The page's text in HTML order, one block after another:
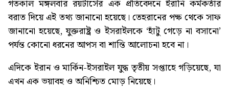
গতকাল মঙ্গলবার রয়টার্সের এক প্রতিবেদনে ইরানি কর্মকর্তার
বরাত দিয়ে এই তথ্য জানানো হয়েছে। তেহরানের পক্ষ থেকে সাফ
জানানো হয়েছে, যুক্তরাষ্ট্র ও ইসরাইলকে ‘হাঁটু গেড়ে না বসানো’
পর্যন্ত কোনো ধরনের আপস বা শান্তি আলোচনা হবে না।
এদিকে ইরান ও মার্কিন-ইসরাইল যুদ্ধ তৃতীয় সপ্তাহে গড়িয়েছে, যা
এখন এক ভয়াবহ ও অনিশ্চিত মোড় নিয়েছে।